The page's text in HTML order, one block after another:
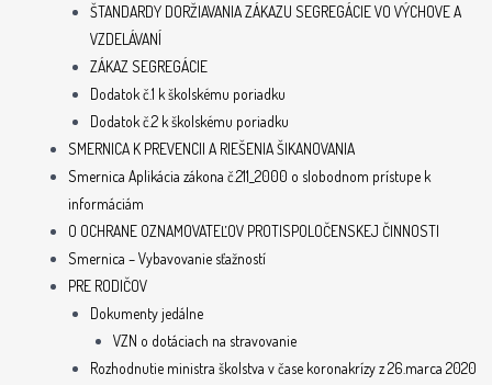
ŠTANDARDY DORŽIAVANIA ZÁKAZU SEGREGÁCIE VO VÝCHOVE A
VZDELÁVANÍ
ZÁKAZ SEGREGÁCIE
Dodatok č.1 k školskému poriadku
Dodatok č.2 k školskému poriadku
SMERNICA K PREVENCII A RIEŠENIA ŠIKANOVANIA
Smernica Aplikácia zákona č.211_2000 o slobodnom prístupe k
informáciám
O OCHRANE OZNAMOVATEĽOV PROTISPOLOČENSKEJ ČINNOSTI
Smernica – Vybavovanie sťažností
PRE RODIČOV
Dokumenty jedálne
VZN o dotáciach na stravovanie
Rozhodnutie ministra školstva v čase koronakrízy z 26.marca 2020